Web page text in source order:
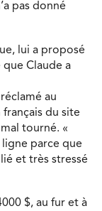
pas donné
lui a proposé
Claude a
au
du site
tourné. «
ligne parce que
et très stressé
$, au fur et à